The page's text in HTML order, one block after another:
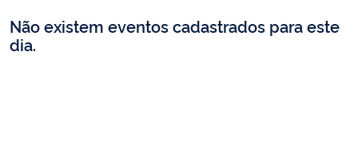
Não existem eventos cadastrados para este
dia.